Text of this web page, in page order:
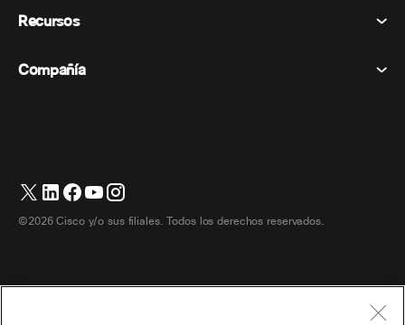
Mensajería
Eventos
Pizarra blanca
Marcas comerciales
English (Inglés)
Dispositivos de la habitación
Auriculares
Recursos
Precios
Compañía
Contactar con el servicio de asistencia
Contactar con Ventas
©2026 Cisco y/o sus filiales. Todos los derechos reservados.